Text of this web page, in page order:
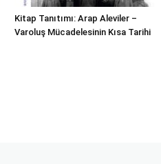
Kitap Tanıtımı: Arap Aleviler –
Varoluş Mücadelesinin Kısa Tarihi